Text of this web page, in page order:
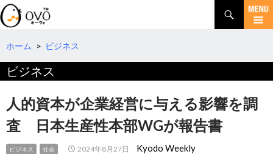
検
索
コ
テ
へ
動
ホーム > ビジネス
ビジネス
人的資本が企業経営に与える影響を調
査 日本生産性本部WGが報告書
ビジネス 社会 2024年8月27日 Kyodo Weekly